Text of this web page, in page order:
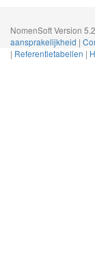
NomenSoft Version
aansprakelijkheid |
| Referentietabellen |